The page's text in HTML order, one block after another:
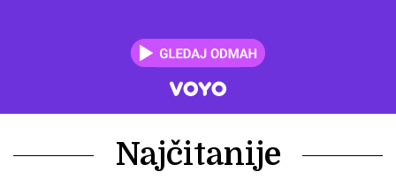
Najčitanije